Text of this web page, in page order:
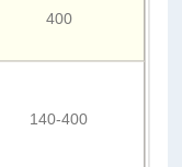
400
140-400